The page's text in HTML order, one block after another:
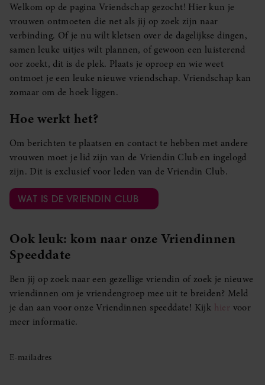
Welkom op de pagina Vriendschap gezocht! Hier kun je
vrouwen ontmoeten die net als jij op zoek zijn naar
verbinding. Of je nu wilt kletsen over de dagelijkse dingen,
samen leuke uitjes wilt plannen, of gewoon een luisterend
oor zoekt, dit is de plek. Plaats je oproep en wie weet
ontmoet je een leuke nieuwe vriendschap. Vriendschap kan
zomaar om de hoek liggen.
Hoe werkt het?
Om berichten te plaatsen en contact te hebben met andere
vrouwen moet je lid zijn van de Vriendin Club en ingelogd
zijn. Dit is exclusief voor leden van de Vriendin Club.
WAT IS DE VRIENDIN CLUB
Ook leuk: kom naar onze Vriendinnen
Speeddate
Ben jij op zoek naar een gezellige vriendin of zoek je nieuwe
vriendinnen om je vriendengroep mee uit te breiden? Meld
je dan aan voor onze Vriendinnen speeddate! Kijk hier voor
meer informatie.
E-mailadres